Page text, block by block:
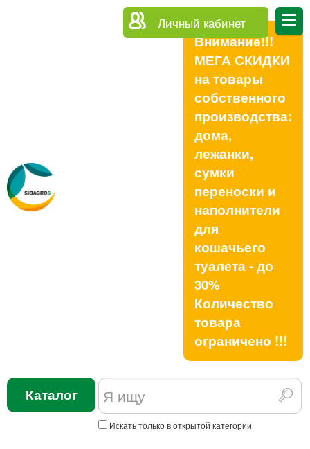
Личный кабинет
Внимание!!!
МЕГА СКИДКИ
на товары
собственного
производства:
дома,
лежанки,
сумки
переноски и
наполнители
для
кошачьего
туалета - до
30%
Количество
товара
ограничено !!!
Каталог
Искать только в открытой категории